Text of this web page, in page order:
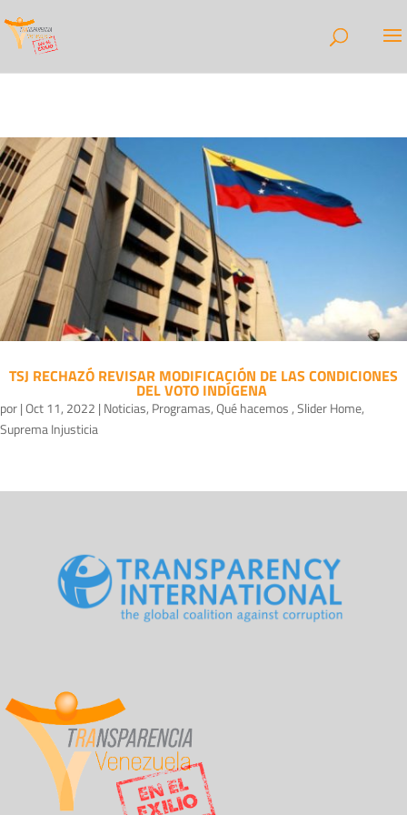
TSJ RECHAZÓ REVISAR MODIFICACIÓN DE LAS CONDICIONES
DEL VOTO INDÍGENA
por|Oct 11, 2022 | Noticias, Programas,Qué hacemos ,Slider Home,
Suprema Injusticia